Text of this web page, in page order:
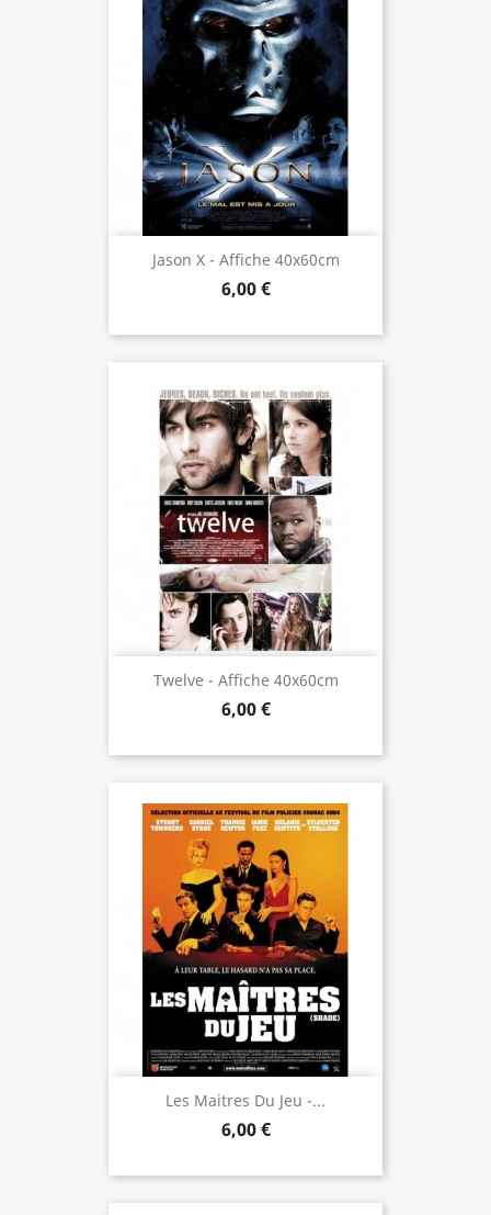
Jason X - Affiche 40x60cm
6,00 €
Twelve - Affiche 40x60cm
6,00 €
Les Maitres Du Jeu -...
6,00 €